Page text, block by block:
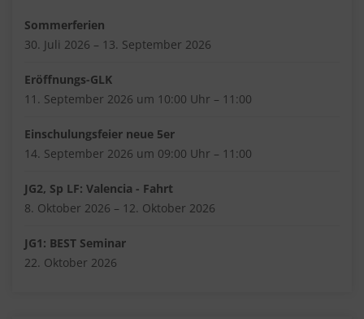
Sommerferien
30. Juli 2026 – 13. September 2026
Eröffnungs-GLK
11. September 2026 um 10:00 Uhr – 11:00
Einschulungsfeier neue 5er
14. September 2026 um 09:00 Uhr – 11:00
JG2, Sp LF: Valencia - Fahrt
8. Oktober 2026 – 12. Oktober 2026
JG1: BEST Seminar
22. Oktober 2026